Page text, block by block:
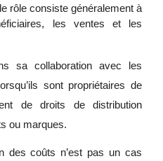
rôle consiste généralement à
les ventes et les
sa collaboration avec les
sont propriétaires de
de droits de distribution
ou marques.
des coûts n’est pas un cas